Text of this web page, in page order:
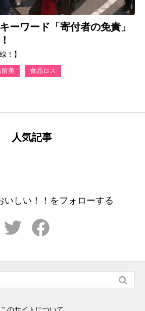
ーワード「寄付者の免責」
！】
留美 食品ロス
人気記事
いしい！！をフォローする
このサイトについて